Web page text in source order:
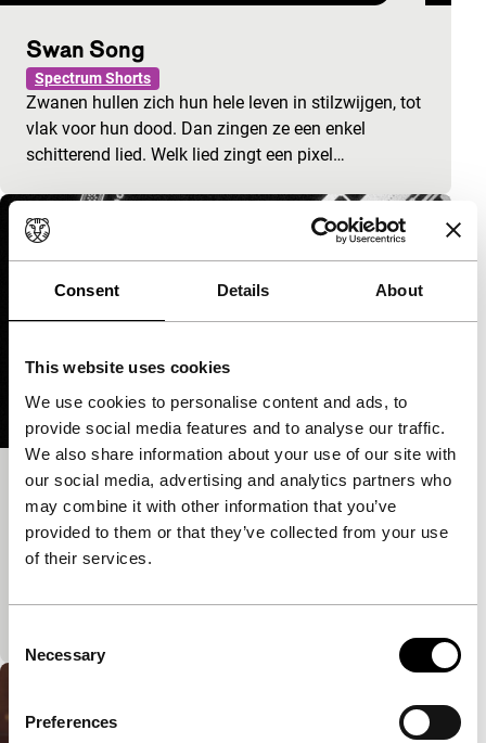
Consent Details About
This website uses cookies
We use cookies to personalise content and ads, to
provide social media features and to analyse our traffic.
We also share information about your use of our site with
our social media, advertising and analytics partners who
may combine it with other information that you’ve
provided to them or that they’ve collected from your use
of their services.
Selection
Necessary
Preferences
Swan Song
Spectrum Shorts
Zwanen hullen zich hun hele leven in stilzwijgen, tot
vlak voor hun dood. Dan zingen ze een enkel
schitterend lied. Welk lied zingt een pixel…
Odboy & Erordog Suite
Spectrum Shorts
Animatie van multitalent Marcus Fjellström over een
jongetje en zijn hond die een serie opdrachten